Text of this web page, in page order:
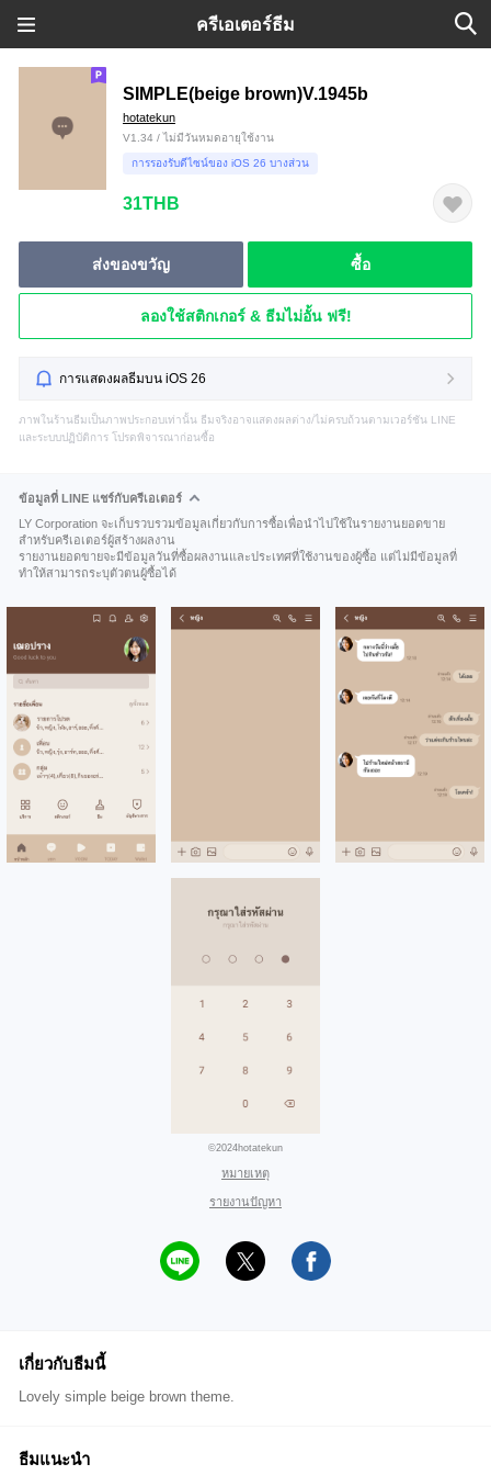
ครีเอเตอร์ธีม
SIMPLE(beige brown)V.1945b
hotatekun
V1.34 / ไม่มีวันหมดอายุใช้งาน
การรองรับดีไซน์ของ iOS 26 บางส่วน
31THB
ส่งของขวัญ ซื้อ
ลองใช้สติกเกอร์ & ธีมไม่อั้น ฟรี!
การแสดงผลธีมบน iOS 26
ภาพในร้านธีมเป็นภาพประกอบเท่านั้น ธีมจริงอาจแสดงผลต่าง/ไม่ครบถ้วนตามเวอร์ชัน LINE
และระบบปฏิบัติการ โปรดพิจารณาก่อนซื้อ
ข้อมูลที่ LINE แชร์กับครีเอเตอร์
LY Corporation จะเก็บรวบรวมข้อมูลเกี่ยวกับการซื้อเพื่อนำไปใช้ในรายงานยอดขาย
สำหรับครีเอเตอร์ผู้สร้างผลงาน
รายงานยอดขายจะมีข้อมูลวันที่ซื้อผลงานและประเทศที่ใช้งานของผู้ซื้อ แต่ไม่มีข้อมูลที่
ทำให้สามารถระบุตัวตนผู้ซื้อได้
©2024hotatekun
หมายเหตุ
รายงานปัญหา
เกี่ยวกับธีมนี้
Lovely simple beige brown theme.
ธีมแนะนำ